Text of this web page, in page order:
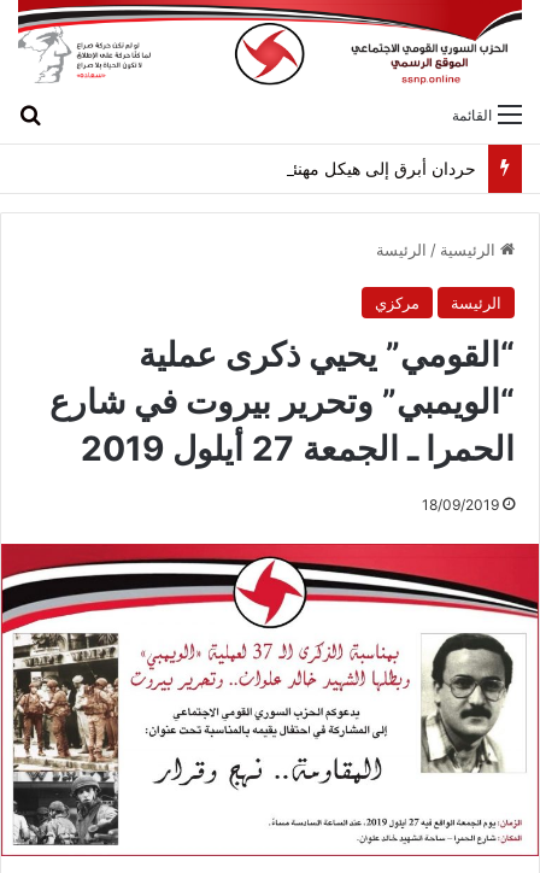
القائمة
حردان أبرق إلى هيكل مهنئاً بمناسبة عيد الجيش
الرئيسية / الرئيسة
الرئيسة مركزي
“القومي” يحيي ذكرى عملية
“الويمبي” وتحرير بيروت في شارع
الحمرا ـ الجمعة 27 أيلول 2019
18/09/2019